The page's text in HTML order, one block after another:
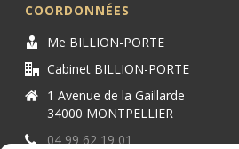
COORDONNÉES
Me BILLION-PORTE
Cabinet BILLION-PORTE
1 Avenue de la Gaillarde
34000 MONTPELLIER
04 99 62 19 01